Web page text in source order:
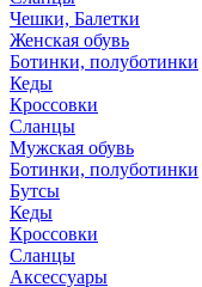
Чешки, Балетки
Женская обувь
Ботинки, полуботинки
Кеды
Кроссовки
Сланцы
Мужская обувь
Ботинки, полуботинки
Бутсы
Кеды
Кроссовки
Сланцы
Аксессуары